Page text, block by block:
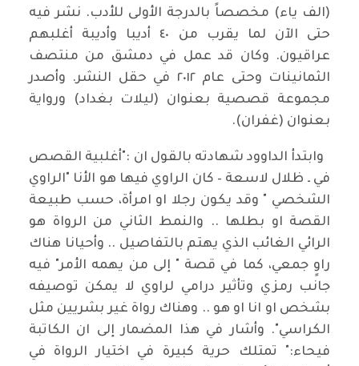
(الف ياء) مخصصاً بالدرجة الأولى للأدب. نشر فيه
حتى الآن لما يقرب من ٤٠ أديبا وأديبة أغلبهم
عراقيون. وكان قد عمل في دمشق من منتصف
الثمانينات وحتى عام ٢٠١٢ في حقل النشر. وأصدر
مجموعة قصصية بعنوان (ليلات بغداد) ورواية
بعنوان (غفران).
وابتدأ الداوود شهادته بالقول ان :"أغلبية القصص
في ـ ظلال لاسعة – كان الراوي فيها هو الأنا "الراوي
الشخصي " وقد يكون رجلا او امرأة، حسب طبيعة
القصة او بطلها .. والنمط الثاني من الرواة هو
الرائي الغائب الذي يهتم بالتفاصيل .. وأحيانا هناك
راوٍ جمعي، كما في قصة " إلى من يهمه الأمر" فيه
جانب رمزي وتأثير درامي لراوي لا يمكن توصيفه
بشخص او انا او هو .. وهناك رواة غير بشريين مثل
الكراسي". وأشار في هذا المضمار إلى ان الكاتبة
فيحاء:" تمتلك حرية كبيرة في اختيار الرواة في